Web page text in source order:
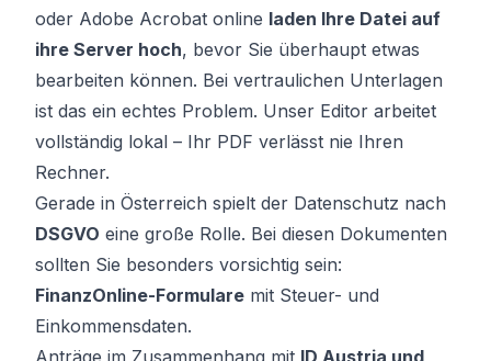
oder Adobe Acrobat online laden Ihre Datei auf
ihre Server hoch, bevor Sie überhaupt etwas
bearbeiten können. Bei vertraulichen Unterlagen
ist das ein echtes Problem. Unser Editor arbeitet
vollständig lokal – Ihr PDF verlässt nie Ihren
Rechner.
Gerade in Österreich spielt der Datenschutz nach
DSGVO eine große Rolle. Bei diesen Dokumenten
sollten Sie besonders vorsichtig sein:
FinanzOnline-Formulare mit Steuer- und
Einkommensdaten.
Anträge im Zusammenhang mit ID Austria und